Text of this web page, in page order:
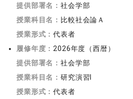
提供部署名：社会学部
授業科目名： 比較社会論Ａ
授業形式：代表者
履修年度： 2026年度（西暦）
提供部署名：社会学部
授業科目名：研究演習I
授業形式：代表者